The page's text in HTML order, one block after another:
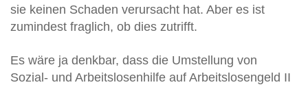
sie keinen Schaden verursacht hat. Aber es ist
zumindest fraglich, ob dies zutrifft.
Es wäre ja denkbar, dass die Umstellung von
Sozial- und Arbeitslosenhilfe auf Arbeitslosengeld II